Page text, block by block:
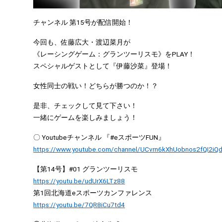
チャンネル 第15号が配信開始！
今回も、佐藤広大・渡辺菜月が
《レーシングゲーム：グランツーリスモ》をPLAY！
スペシャルゲストとして『伊藤沙菜』登場！
女性同士の戦い！どちらが勝つのか！？
是非、チェックして見て下さい！
一緒にゲームを楽しみましょう！
〇 Youtubeチャンネル 『#eスポーツFUN』
https://www.youtube.com/channel/
【第14号】#01 グランツーリスモ
https://youtu.be/udUrX6LTz88
第1回北海道eスポーツカンファレンス
https://youtu.be/7QR8iCu7td4